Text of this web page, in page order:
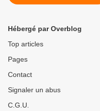
Hébergé par Overblog
Top articles
Pages
Contact
Signaler un abus
C.G.U.